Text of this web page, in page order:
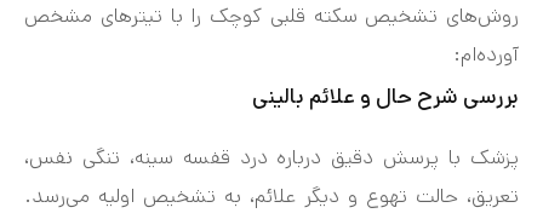
روش‌های تشخیص سکته قلبی کوچک را با تیترهای مشخص
آورده‌ام:
بررسی شرح حال و علائم بالینی
پزشک با پرسش دقیق درباره درد قفسه سینه، تنگی نفس،
تعریق، حالت تهوع و دیگر علائم، به تشخیص اولیه می‌رسد.